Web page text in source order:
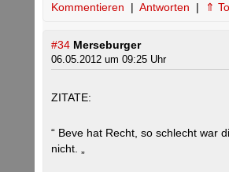
Kommentieren | Antworten | ⇑
#34 Merseburger
06.05.2012 um 09:25 Uhr
ZITATE:
“ Beve hat Recht, so schlecht war
nicht. „